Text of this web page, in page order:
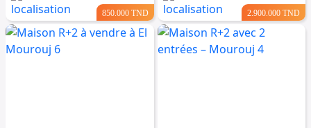
850.000 TND 2.900.000 TND